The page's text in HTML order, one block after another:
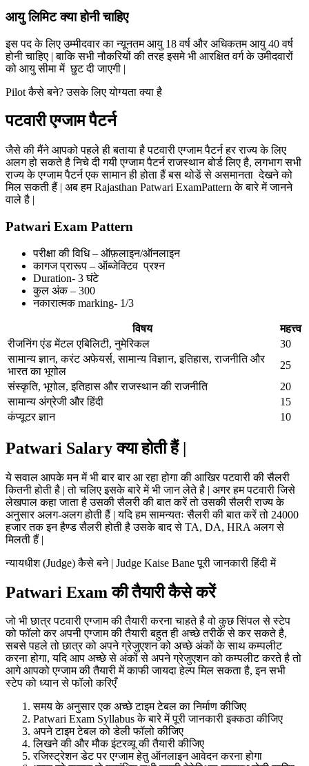
आयु लिमिट क्या होनी चाहिए
इस पद के लिए उम्मीदवार का न्यूनतम आयु 18 वर्ष और अधिकतम आयु 40 वर्ष
होनी चाहिए | बाकि सभी नौकरियों की तरह इसमे भी आरक्षित वर्ग के उमीदवारों
को आयु सीमा में छुट दी जाएगी |
Pilot कैसे बने? उसके लिए योग्यता क्या है
पटवारी एग्जाम पैटर्न
जैसे की मैंने आपको पहले ही बताया है पटवारी एग्जाम पैटर्न हर राज्य के लिए
अलग हो सकते है निचे दी गयी एग्जाम पैटर्न राजस्थान बोर्ड लिए है, लगभाग सभी
राज्य के एग्जाम पैटर्न एक सामान ही होता हैं बस थोडें से असमानता देखने को
मिल सकती हैं | अब हम Rajasthan Patwari ExamPattern के बारे में जानने
वाले है |
Patwari Exam Pattern
परीक्षा की विधि – ऑफ़लाइन/ऑनलाइन
कागज प्रारूप – ऑब्जेक्टिव प्रश्न
Duration- 3 घंटे
कुल अंक – 300
नकारात्मक marking- 1/3
विषय
महत्त्व
रीजनिंग एंड मेंटल एबिलिटी, नुमेरिकल
30
सामान्य ज्ञान, करंट अफेयर्स, सामान्य विज्ञान, इतिहास, राजनीति और
भारत का भूगोल
25
संस्कृति, भूगोल, इतिहास और राजस्थान की राजनीति
20
सामान्य अंग्रेजी और हिंदी
15
कंप्यूटर ज्ञान
10
Patwari Salary क्या होती हैं |
ये सवाल आपके मन में भी बार बार आ रहा होगा की आखिर पटवारी की सैलरी
कितनी होती है | तो चलिए इसके बारे में भी जान लेते है | अगर हम पटवारी जिसे
लेखपाल कहा जाता है उसकी सैलरी की बात करें तो उसकी सैलरी राज्य के
अनुसार अलग-अलग होती हैं | यदि हम सामन्यतः सैलरी की बात करें तो 24000
हजार तक इन हैण्ड सैलरी होती है उसके बाद से TA, DA, HRA अलग से
मिलती हैं |
न्यायधीश (Judge) कैसे बने | Judge Kaise Bane पूरी जानकारी हिंदी में
Patwari Exam की तैयारी कैसे करें
जो भी छात्र पटवारी एग्जाम की तैयारी करना चाहते है वो कुछ सिंपल से स्टेप
को फॉलो कर अपनी एग्जाम की तैयारी बहुत ही अच्छे तरीकें से कर सकते है,
सबसे पहले तो छात्र को अपने ग्रेजुएशन को अच्छे अंकों के साथ कम्पलीट
करना होगा, यदि आप अच्छे से अंकों से अपने ग्रेजुएशन को कम्पलीट करते है तो
आगे आपको एग्जाम की तैयारी में काफी जायदा हेल्प मिल सकता है, इन सभी
स्टेप को ध्यान से फॉलो करिएँ
समय के अनुसार एक अच्छे टाइम टेबल का निर्माण कीजिए
Patwari Exam Syllabus के बारे में पूरी जानकारी इक्कठा कीजिए
अपने टाइम टेबल को डेली फॉलो कीजिए
लिखने की और मौक इंटरव्यू की तैयारी कीजिए
रजिस्ट्रेशन डेट पर एग्जाम हेतु ऑनलाइन आवेदन करना होगा